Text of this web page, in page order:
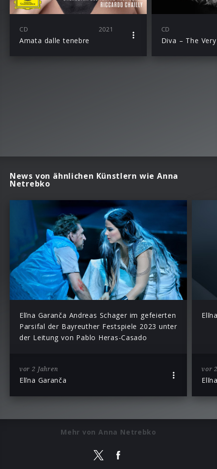
CD 2021
Amata dalle tenebre
CD
News von ähnlichen Künstlern wie Anna
Netrebko
Elīna Garanča Andreas Schager im gefeierten
Parsifal der Bayreuther Festspiele 2023 unter
der Leitung von Pablo Heras-Casado
vor 2 Jahren
Elīna Garanča
vor
Mehr von Anna Netrebko